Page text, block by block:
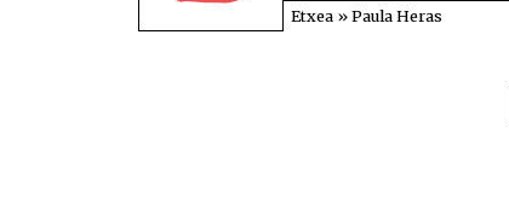
Etxea »Paula Heras